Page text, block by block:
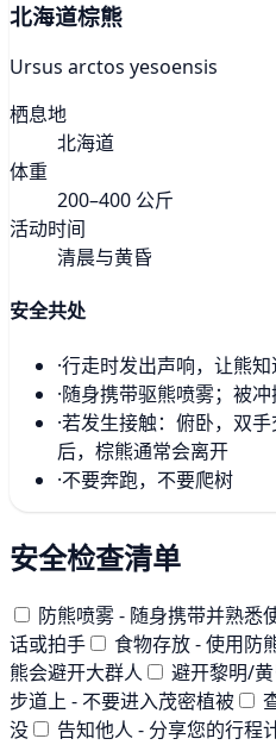
北海道棕熊
Ursus arctos yesoensis
栖息地
北海道
体重
200–400 公斤
活动时间
清晨与黄昏
安全共处
·行走时发出声响，让熊
·随身携带驱熊喷雾；被
·若发生接触：俯卧，双
后，棕熊通常会离开
·不要奔跑，不要爬树
安全检查清单
防熊喷雾 - 随身携带并熟悉
话或拍手
食物存放 - 使用防
熊会避开大群人
避开黎明/
步道上 - 不要进入茂密植被
没
告知他人 - 分享您的行程